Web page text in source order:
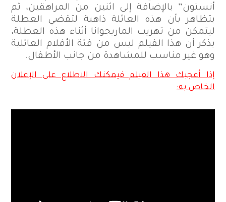
أنستون” بالإضافة إلى اثنين من المراهقين، ثم
يتظاهر بأن هذه العائلة ذاهبة لتقضي العطلة
ليتمكن من تهريب الماريجوانا أثناء هذه العطلة،
يذكر أن هذا الفيلم ليس من فئة الأفلام العائلية
وهو غير مناسب للمشاهدة من جانب الأطفال.
إذا أعجبك هذا الفيلم فيمكنك الاطلاع على الإعلان
الخاص به: